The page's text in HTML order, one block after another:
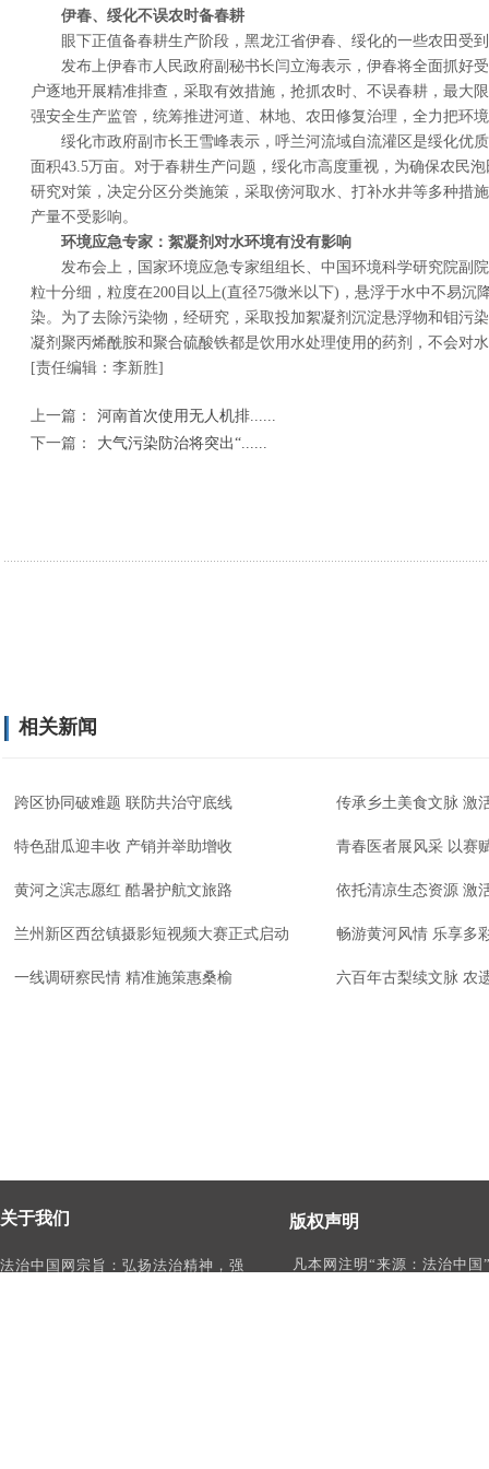
伊春、绥化不误农时备春耕
眼下正值备春耕生产阶段，黑龙江省伊春、绥化的一些农田受
发布上伊春市人民政府副秘书长闫立海表示，伊春将全面抓好
户逐地开展精准排查，采取有效措施，抢抓农时、不误春耕，最大
强安全生产监管，统筹推进河道、林地、农田修复治理，全力把环
绥化市政府副市长王雪峰表示，呼兰河流域自流灌区是绥化优
面积43.5万亩。对于春耕生产问题，绥化市高度重视，为确保农民
研究对策，决定分区分类施策，采取傍河取水、打补水井等多种措
产量不受影响。
环境应急专家：絮凝剂对水环境有没有影响
发布会上，国家环境应急专家组组长、中国环境科学研究院副
粒十分细，粒度在200目以上(直径75微米以下)，悬浮于水中不易沉
染。为了去除污染物，经研究，采取投加絮凝剂沉淀悬浮物和钼污
凝剂聚丙烯酰胺和聚合硫酸铁都是饮用水处理使用的药剂，不会对
[责任编辑：李新胜]
上一篇：
河南首次使用无人机排......
下一篇：
大气污染防治将突出“......
相关新闻
跨区协同破难题 联防共治守底线 传承乡土美食文脉 激
特色甜瓜迎丰收 产销并举助增收 青春医者展风采 以赛
黄河之滨志愿红 酷暑护航文旅路 依托清凉生态资源 激
兰州新区西岔镇摄影短视频大赛正式启动 畅游黄河风情 乐享多
一线调研察民情 精准施策惠桑榆 六百年古梨续文脉 农
版权声明
凡本网注明“来源：法治中国
关于我们
法治中国网宗旨：弘扬法治精神，强